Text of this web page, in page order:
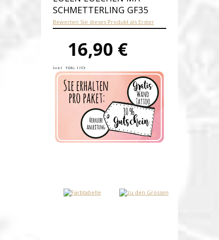
SCHMETTERLING GF35
Bewerten Sie dieses Produkt als Erster
16,90 €
Inkl. 19% USt.
Versandkosten
Produktnummer:gf35-C
Verfügbarkeit:Auf Lager
Lieferzeit: 1-2 Werktage